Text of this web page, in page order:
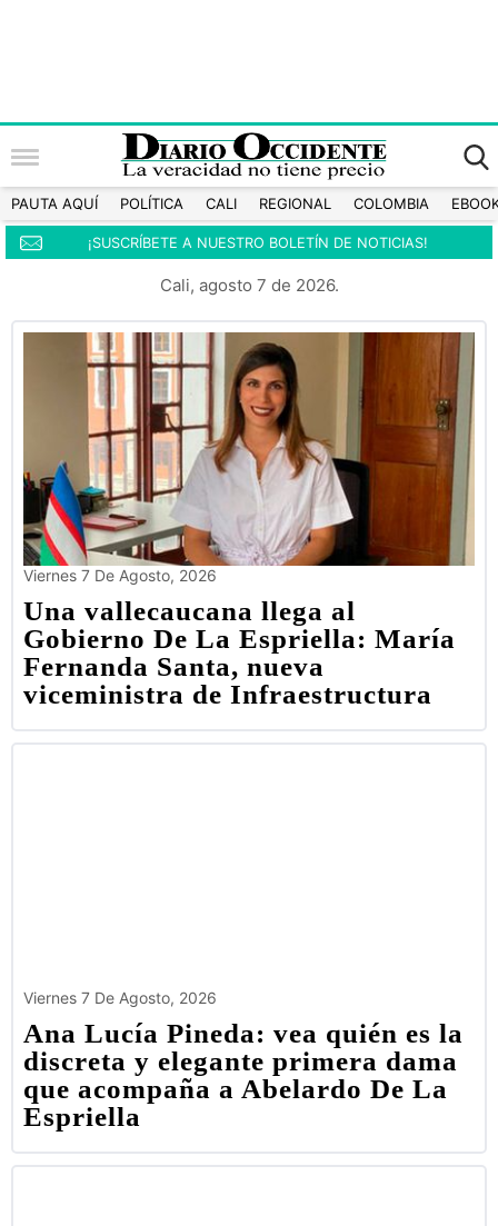
PAUTA AQUÍ POLÍTICA CALI REGIONAL COLOMBIA
¡SUSCRÍBETE A NUESTRO BOLETÍN DE NOTICIAS!
Cali, agosto 7 de 2026.
Viernes 7 De Agosto, 2026
Una vallecaucana llega al
Gobierno De La Espriella: María
Fernanda Santa, nueva
viceministra de Infraestructura
Viernes 7 De Agosto, 2026
Ana Lucía Pineda: vea quién es la
discreta y elegante primera dama
que acompaña a Abelardo De La
Espriella